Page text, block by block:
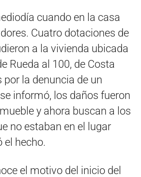
cuando en la casa
Cuatro dotaciones de
a la vivienda ubicada
Rueda al 100, de Costa
por la denuncia de un
informó, los daños fueron
y ahora buscan a los
no estaban en el lugar
el hecho.
el motivo del inicio del